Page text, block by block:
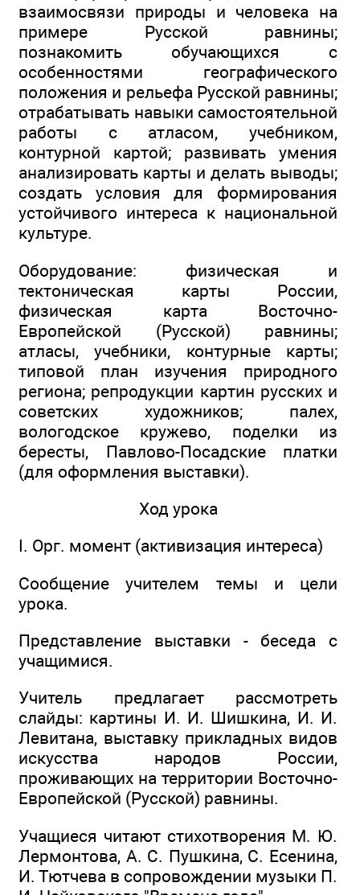
взаимосвязи природы и человека на
примере Русской равнины;
познакомить обучающихся с
особенностями географического
положения и рельефа Русской равнины;
отрабатывать навыки самостоятельной
работы с атласом, учебником,
контурной картой; развивать умения
анализировать карты и делать выводы;
создать условия для формирования
устойчивого интереса к национальной
культуре.
Оборудование: физическая и
тектоническая карты России,
физическая карта Восточно-
Европейской (Русской) равнины;
атласы, учебники, контурные карты;
типовой план изучения природного
региона; репродукции картин русских и
советских художников; палех,
вологодское кружево, поделки из
бересты, Павлово-Посадские платки
(для оформления выставки).
Ход урока
I. Орг. момент (активизация интереса)
Сообщение учителем темы и цели
урока.
Представление выставки - беседа с
учащимися.
Учитель предлагает рассмотреть
слайды: картины И. И. Шишкина, И. И.
Левитана, выставку прикладных видов
искусства народов России,
проживающих на территории Восточно-
Европейской (Русской) равнины.
Учащиеся читают стихотворения М. Ю.
Лермонтова, А. С. Пушкина, С. Есенина,
И. Тютчева в сопровождении музыки П.